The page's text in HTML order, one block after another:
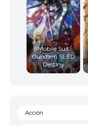
Mobile Suit
Gundam SEED
Destiny
Acción